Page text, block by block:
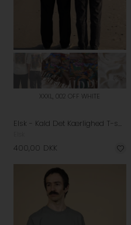
XXXL, 002 OFF WHITE
Elsk - Kald Det Kærlighed T-shirt - Off White
400,00 DKK